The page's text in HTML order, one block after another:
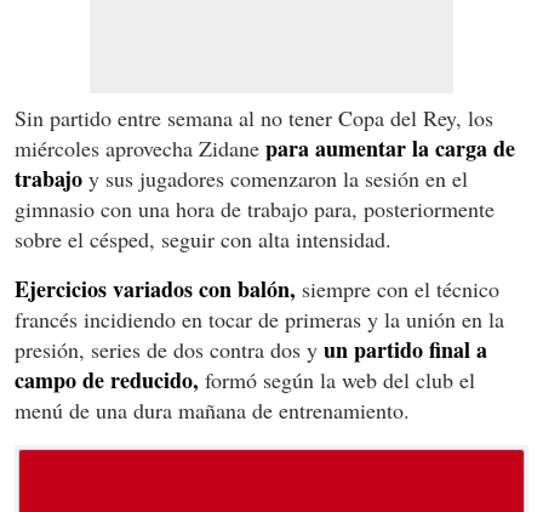
Sin partido entre semana al no tener Copa del Rey, los
miércoles aprovecha Zidane para aumentar la carga de
trabajo y sus jugadores comenzaron la sesión en el
gimnasio con una hora de trabajo para, posteriormente
sobre el césped, seguir con alta intensidad.
Ejercicios variados con balón, siempre con el técnico
francés incidiendo en tocar de primeras y la unión en la
presión, series de dos contra dos y un partido final a
campo de reducido, formó según la web del club el
menú de una dura mañana de entrenamiento.